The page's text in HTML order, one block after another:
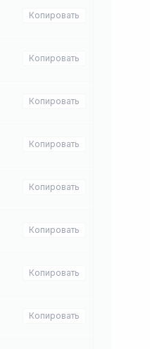
Копировать
Копировать
Копировать
Копировать
Копировать
Копировать
Копировать
Копировать